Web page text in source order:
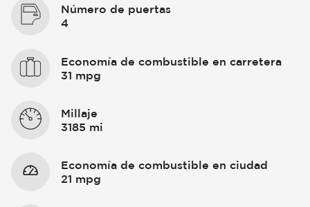
Número de puertas
4
Economía de combustible en carretera
31 mpg
Millaje
3185 mi
Economía de combustible en ciudad
21 mpg